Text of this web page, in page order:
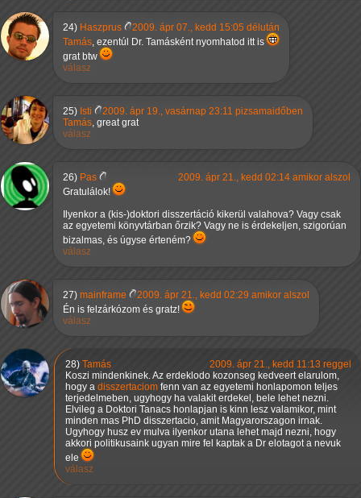
24) Haszprus
2009. ápr 07., kedd 15:05 délután
Tamás, ezentúl Dr. Tamásként nyomhatod itt is
grat btw
válasz
25) Isti
2009. ápr 19., vasárnap 23:11 pizsamaidőben
Tamás, great grat
válasz
26) Pas
2009. ápr 21., kedd 02:14 amikor alszol
Gratulálok!
Ilyenkor a (kis-)doktori disszertáció kikerül valahova? Vagy csak
az egyetemi könyvtárban őrzik? Vagy ne is érdekeljen, szigorúan
bizalmas, és úgyse érteném?
válasz
27) mainframe
2009. ápr 21., kedd 02:29 amikor alszol
Én is felzárkózom és gratz!
válasz
28) Tamás
2009. ápr 21., kedd 11:13 reggel
Koszi mindenkinek. Az erdeklodo kozonseg kedveert elarulom,
hogy a disszertaciom fenn van az egyetemi honlapomon teljes
terjedelmeben, ugyhogy ha valakit erdekel, bele lehet nezni.
Elvileg a Doktori Tanacs honlapjan is kinn lesz valamikor, mint
minden mas PhD disszertacio, amit Magyarorszagon irnak.
Ugyhogy husz ev mulva ilyenkor utana lehet majd nezni, hogy
akkori politikusaink ugyan mire fel kaptak a Dr elotagot a nevuk
ele
válasz